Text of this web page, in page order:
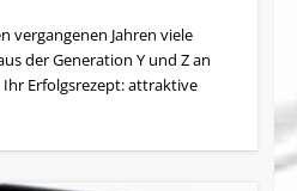
vergangenen Jahren viele
der Generation Y und Z an
Erfolgsrezept: attraktive